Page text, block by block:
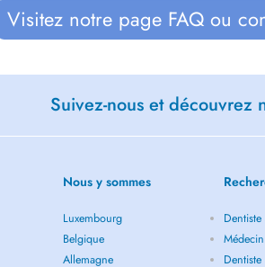
Visitez notre page FAQ ou
Suivez-nous et découvrez
Nous y sommes
Luxembourg
Belgique
Allemagne